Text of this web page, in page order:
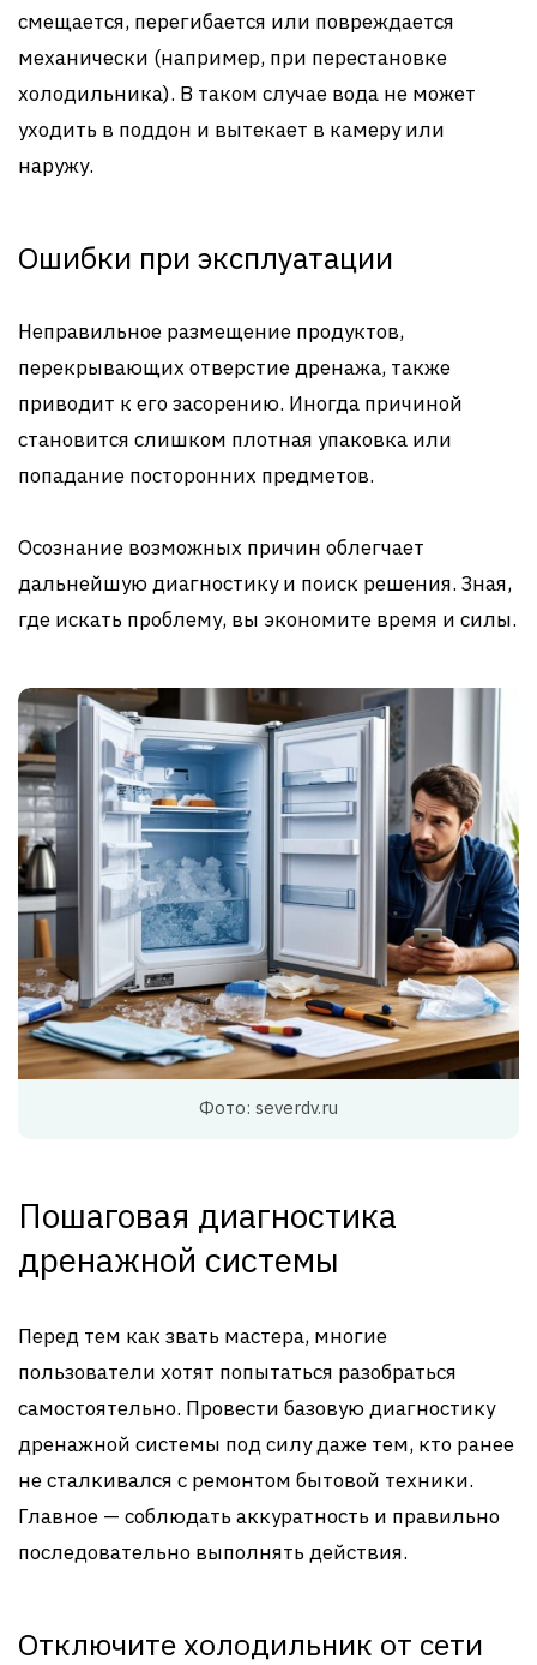
смещается, перегибается или повреждается
механически (например, при перестановке
холодильника). В таком случае вода не может
уходить в поддон и вытекает в камеру или
наружу.
Ошибки при эксплуатации
Неправильное размещение продуктов,
перекрывающих отверстие дренажа, также
приводит к его засорению. Иногда причиной
становится слишком плотная упаковка или
попадание посторонних предметов.
Осознание возможных причин облегчает
дальнейшую диагностику и поиск решения. Зная,
где искать проблему, вы экономите время и силы.
Фото: severdv.ru
Пошаговая диагностика
дренажной системы
Перед тем как звать мастера, многие
пользователи хотят попытаться разобраться
самостоятельно. Провести базовую диагностику
дренажной системы под силу даже тем, кто ранее
не сталкивался с ремонтом бытовой техники.
Главное — соблюдать аккуратность и правильно
последовательно выполнять действия.
Отключите холодильник от сети